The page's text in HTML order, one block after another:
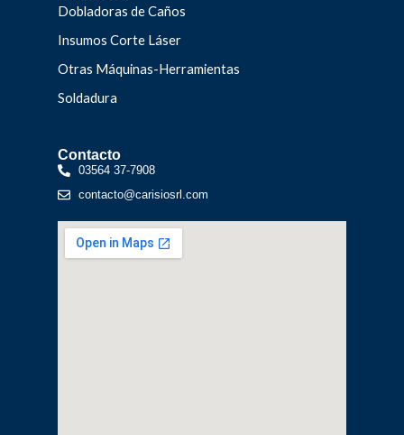
Dobladoras de Caños
Insumos Corte Láser
Otras Máquinas-Herramientas
Soldadura
Contacto
03564 37-7908
contacto@carisiosrl.com